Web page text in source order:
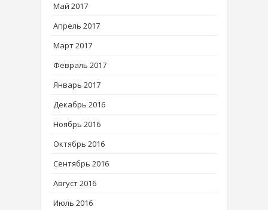
Май 2017
Апрель 2017
Март 2017
Февраль 2017
Январь 2017
Декабрь 2016
Ноябрь 2016
Октябрь 2016
Сентябрь 2016
Август 2016
Июль 2016